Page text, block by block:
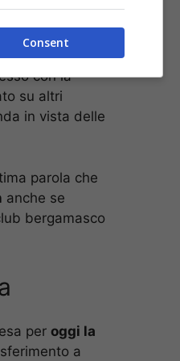
quanto
con la
su altri
in vista delle
parola che
anche se
bergamasco
per oggi la
a
Consent